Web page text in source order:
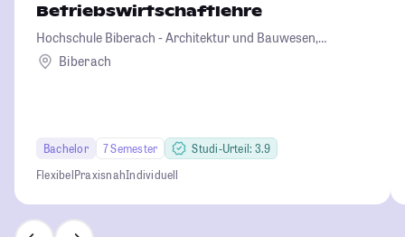
Betriebswirtschaftlehre
Hochschule Biberach - Architektur und Bauwesen,
Betriebswirtschaft und Biotechnologie
Biberach
Bachelor 7 Semester
Studi-Urteil: 3.9
FlexibelPraxisnahIndividuell